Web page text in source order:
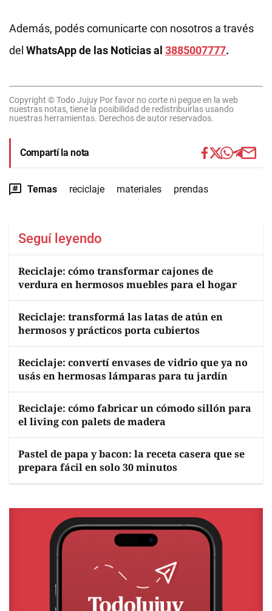
Además, podés comunicarte con nosotros a través
del WhatsApp de las Noticias al 3885007777.
Copyright © Todo Jujuy Por favor no corte ni pegue en la web
nuestras notas, tiene la posibilidad de redistribuirlas usando
nuestras herramientas. Derechos de autor reservados.
Compartí la nota
Temas reciclaje materiales prendas
Seguí leyendo
Reciclaje: cómo transformar cajones de
verdura en hermosos muebles para el hogar
Reciclaje: transformá las latas de atún en
hermosos y prácticos porta cubiertos
Reciclaje: convertí envases de vidrio que ya no
usás en hermosas lámparas para tu jardín
Reciclaje: cómo fabricar un cómodo sillón para
el living con palets de madera
Pastel de papa y bacon: la receta casera que se
prepara fácil en solo 30 minutos